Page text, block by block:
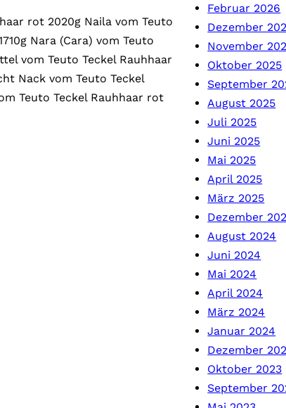
rot 2020g Naila vom Teuto
Nara (Cara) vom Teuto
vom Teuto Teckel Rauhhaar
Nack vom Teuto Teckel
Teuto Teckel Rauhhaar rot
Februar 2026
Dezember
November
Oktober 2025
September
August 2025
Juli 2025
Juni 2025
Mai 2025
April 2025
März 2025
Dezember
August 2024
Juni 2024
Mai 2024
April 2024
März 2024
Januar 2024
Dezember
Oktober 2023
September